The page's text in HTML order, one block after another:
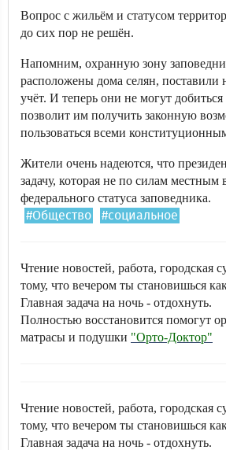
Вопрос с жильём и статусом
до сих пор не решён.
Напомним, охранную зону
расположены дома селян, поставили
учёт. И теперь они не могут
позволит им получить законную
пользоваться всеми
Жители очень надеются, что
задачу, которая не по силам местным
федерального статуса заповедника.
#Общество #социальное
Чтение новостей, работа, городская
тому, что вечером ты становишься
Главная задача на ночь - отдохнуть.
Полностью восстановится помогут
матрасы и подушки "Орто-Доктор"
Чтение новостей, работа, городская
тому, что вечером ты становишься
Главная задача на ночь - отдохнуть.